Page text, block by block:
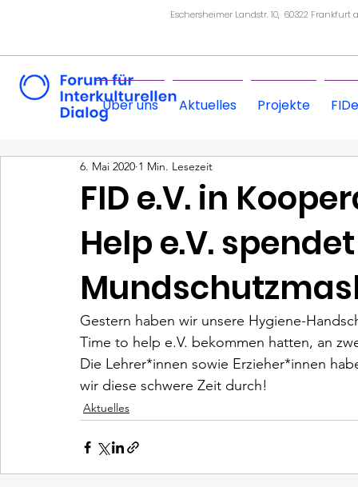
Eschersheimer Landstr. 10, 60322 Frankfurt
Über uns Aktuelles Projekte
FID e.V. in
Help e.V. spendet
6. Mai 2020 1 Min. Lesezeit
Gestern haben wir unsere Hygiene-
Time to help e.V. bekommen hatten, an
Die Lehrer*innen sowie Erzieher*innen
wir diese schwere Zeit durch!
Aktuelles